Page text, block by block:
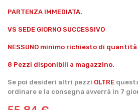
PARTENZA IMMEDIATA.
VS SEDE GIORNO SUCCESSIVO
NESSUNO minimo richiesto di
8 Pezzi disponibili a magazzino.
Se poi desideri altri pezzi OLTRE
ordinare e la consegna avverrà in 7